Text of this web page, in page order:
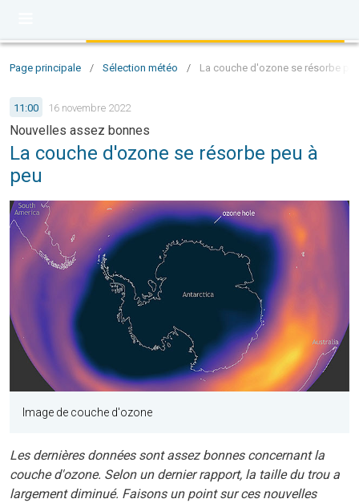
Page principale / Sélection météo / La couche d'ozone se résorbe
11:00 16 novembre 2022
Nouvelles assez bonnes
La couche d'ozone se résorbe peu à
peu
Image de couche d'ozone
Les dernières données sont assez bonnes concernant la
couche d'ozone. Selon un dernier rapport, la taille du trou a
largement diminué. Faisons un point sur ces nouvelles